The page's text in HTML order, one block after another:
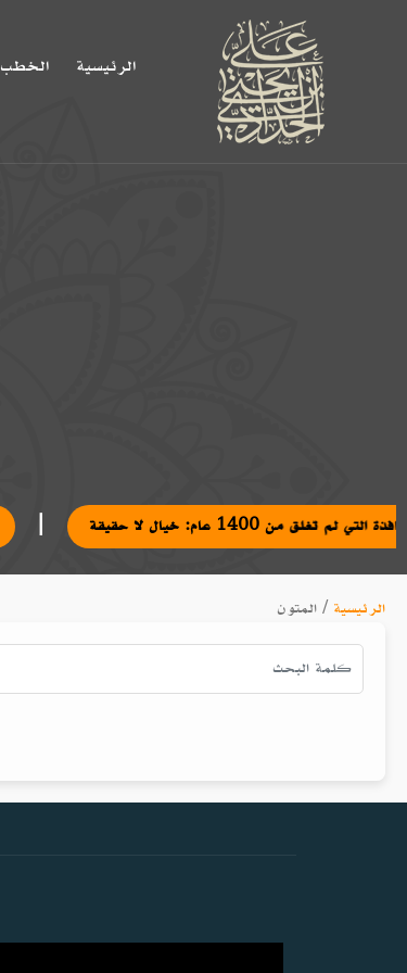
الرئيسية الخطب
| التي لم تغلق من 1400 عام: خيال لا حقيقة
الرئيسية / المتون